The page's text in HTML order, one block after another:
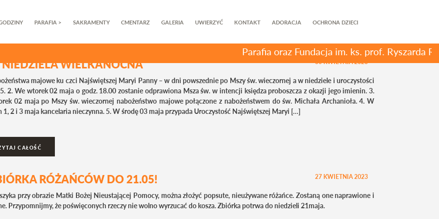
PARAFIA > SAKRAMENTY CMENTARZ GALERIA UWIERZYĆ KONTAKT ADORACJA OCHRONA DZIECI
Parafia oraz Fundacja im. ks. prof. Ryszarda
WIELKANOCNA 30 KWIETNIA 2023
majowe ku czci Najświętszej Maryi Panny – w dni powszednie po Mszy św. wieczornej a w niedziele i uroczystości
2. We wtorek 02 maja o godz. 18.00 zostanie odprawiona Msza św. w intencji księdza proboszcza z okazji jego imienin. 3.
02 maja po Mszy św. wieczornej nabożeństwo majowe połączone z nabożeństwem do św. Michała Archanioła. 4. W
1, 2 i 3 maja kancelaria nieczynna. 5. W środę 03 maja przypada Uroczystość Najświętszej Maryi […]
CAŁOŚĆ
RÓŻAŃCÓW DO 21.05! 27 KWIETNIA 2023
przy obrazie Matki Bożej Nieustającej Pomocy, można złożyć popsute, nieużywane różańce. Zostaną one naprawione i
Przypomnijmy, że poświęconych rzeczy nie wolno wyrzucać do kosza. Zbiórka potrwa do niedzieli 21maja.